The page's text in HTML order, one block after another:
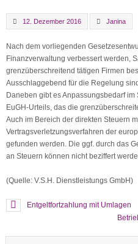
12. Dezember 2016 Janina
Nach dem vorliegenden
Finanzverwaltung verbessert werden,
grenzüberschreitend tätigen Firmen
Ausschlaggebend für die Regelung
Daneben gibt es Anpassungsbedarf
EuGH-Urteils, das die
Auch im Bereich der direkten Steuern
Vertragsverletzungsverfahren der
gefunden werden. Die ggf. durch das
an Steuern können nicht beziffert
(Quelle: V.S.H. Dienstleistungs GmbH)
Entgeltfortzahlung mit Umlagen